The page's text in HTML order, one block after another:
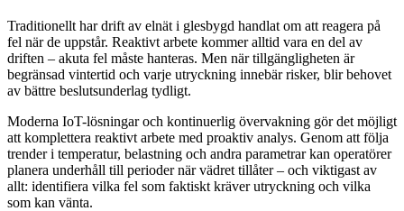
Traditionellt har drift av elnät i glesbygd handlat om att reagera på
fel när de uppstår. Reaktivt arbete kommer alltid vara en del av
driften – akuta fel måste hanteras. Men när tillgängligheten är
begränsad vintertid och varje utryckning innebär risker, blir behovet
av bättre beslutsunderlag tydligt.
Moderna IoT-lösningar och kontinuerlig övervakning gör det möjligt
att komplettera reaktivt arbete med proaktiv analys. Genom att följa
trender i temperatur, belastning och andra parametrar kan operatörer
planera underhåll till perioder när vädret tillåter – och viktigast av
allt: identifiera vilka fel som faktiskt kräver utryckning och vilka
som kan vänta.